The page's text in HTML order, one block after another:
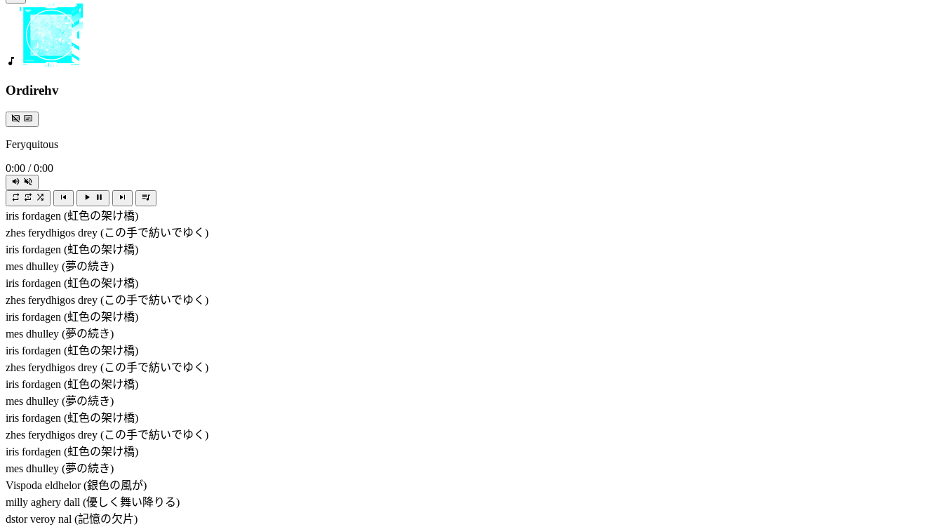
Ordirehv
Feryquitous
0:00 / 0:00
iris fordagen (虹色の架け橋)
zhes ferydhigos drey (この手で紡いでゆく)
iris fordagen (虹色の架け橋)
mes dhulley (夢の続き)
iris fordagen (虹色の架け橋)
zhes ferydhigos drey (この手で紡いでゆく)
iris fordagen (虹色の架け橋)
mes dhulley (夢の続き)
iris fordagen (虹色の架け橋)
zhes ferydhigos drey (この手で紡いでゆく)
iris fordagen (虹色の架け橋)
mes dhulley (夢の続き)
iris fordagen (虹色の架け橋)
zhes ferydhigos drey (この手で紡いでゆく)
iris fordagen (虹色の架け橋)
mes dhulley (夢の続き)
Vispoda eldhelor (銀色の風が)
milly aghery dall (優しく舞い降りる)
dstor veroy nal (記憶の欠片)